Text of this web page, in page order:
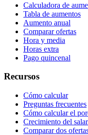
Calculadora de
Tabla de aumentos
Aumento anual
Comparar ofertas
Hora y media
Horas extra
Pago quincenal
Recursos
Cómo calcular
Preguntas frecuentes
Cómo calcular el
Crecimiento del
Comparar dos